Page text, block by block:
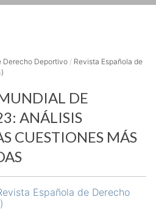
Derecho Deportivo / Revista Española de
DE
ANÁLISIS
CUESTIONES MÁS
Española de Derecho